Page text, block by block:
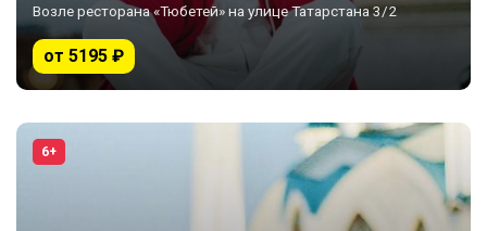
Возле ресторана «Тюбетей» на улице Татарстана 3/2
от 5195 ₽
6+